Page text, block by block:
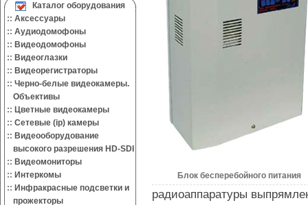
Каталог оборудования
:: Аксессуары
:: Аудиодомофоны
:: Видеодомофоны
:: Видеоглазки
:: Видеорегистраторы
:: Черно-белые видеокамеры.
Объективы
:: Цветные видеокамеры
:: Сетевые (ip) камеры
:: Видеооборудование
высокого разрешения HD-SDI
:: Видеомониторы
:: Интеркомы
:: Инфракрасные подсветки и
прожекторы
Блок бесперебойного питания
радиоаппаратуры